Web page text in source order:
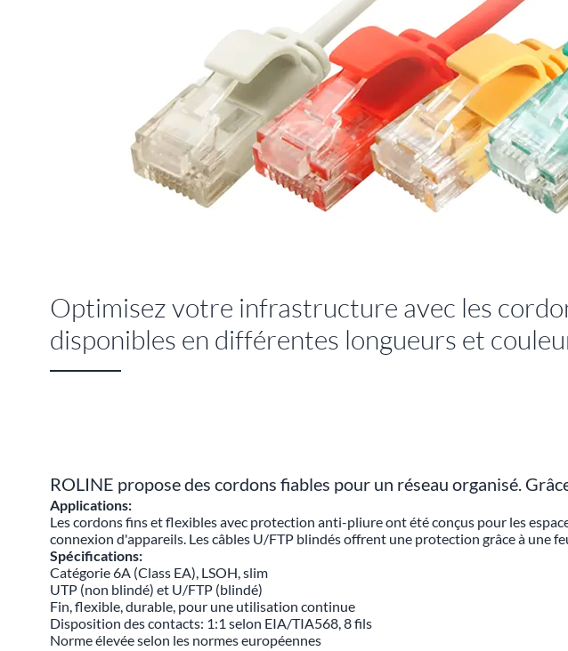
Optimisez votre infrastructure avec les
disponibles en différentes longueurs et
ROLINE propose des cordons fiables pour un réseau organisé.
Applications:
Les cordons fins et flexibles avec protection anti-pliure ont été conçus pour les
connexion d'appareils. Les câbles U/FTP blindés offrent une protection grâce à une
Spécifications:
Catégorie 6A (Class EA), LSOH, slim
UTP (non blindé) et U/FTP (blindé)
Fin, flexible, durable, pour une utilisation continue
Disposition des contacts: 1:1 selon EIA/TIA568, 8 fils
Norme élevée selon les normes européennes